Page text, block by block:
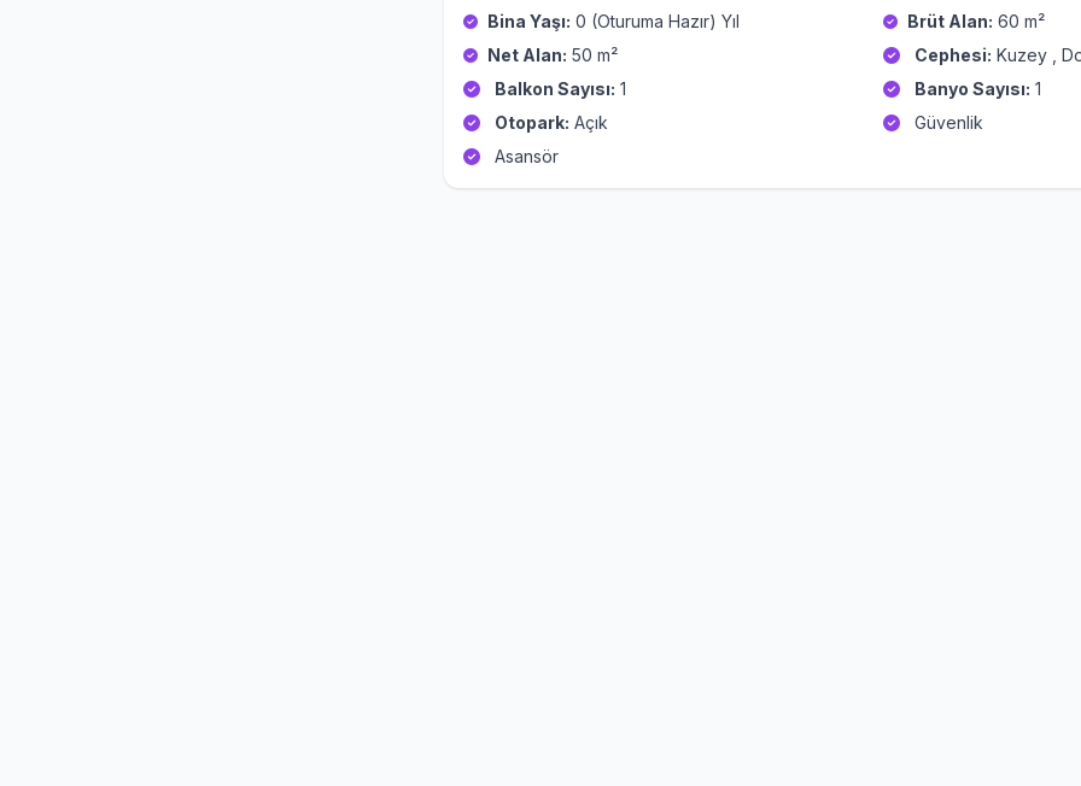
Bina Yaşı: 0 (Oturuma Hazır) Yıl Brüt Alan: 60 m²
Net Alan: 50 m² Cephesi: Kuzey ,
Balkon Sayısı: 1 Banyo Sayısı: 1
Otopark: Açık
Güvenlik
Asansör